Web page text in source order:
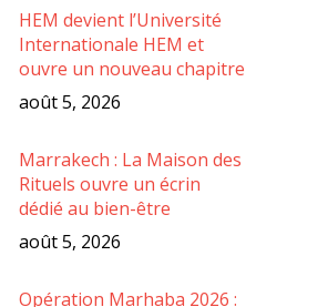
HEM devient l’Université
Internationale HEM et
ouvre un nouveau chapitre
août 5, 2026
Marrakech : La Maison des
Rituels ouvre un écrin
dédié au bien-être
août 5, 2026
Opération Marhaba 2026 :